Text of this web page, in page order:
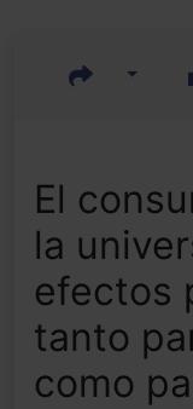
El
la
efectos
tanto
como